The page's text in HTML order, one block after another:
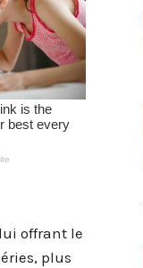
offrant le
plus